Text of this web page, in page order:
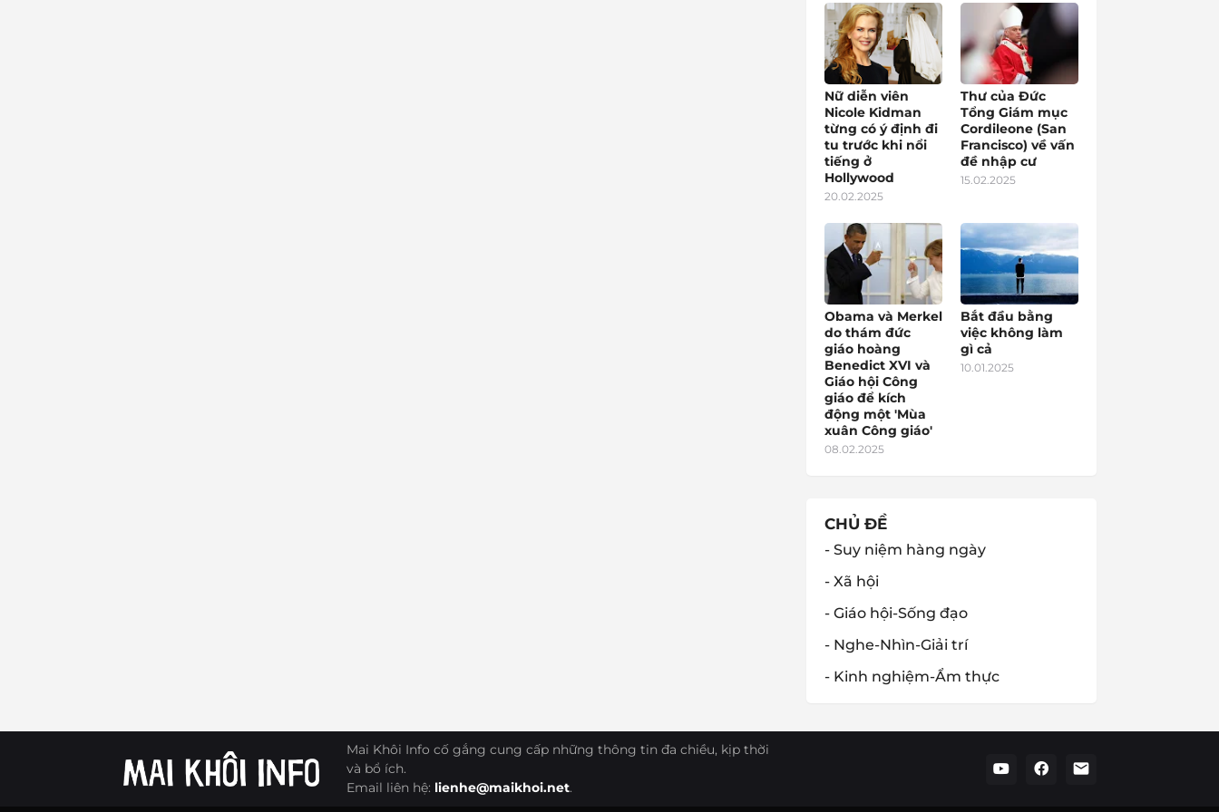
Nữ diễn viên
Nicole Kidman
từng có ý định đi
tu trước khi nổi
tiếng ở
Hollywood
20.02.2025
Thư của Đức
Tổng Giám mục
Cordileone (San
Francisco) về vấn
đề nhập cư
15.02.2025
Obama và Merkel
do thám đức
giáo hoàng
Benedict XVI và
Giáo hội Công
giáo để kích
động một 'Mùa
xuân Công giáo'
08.02.2025
Bắt đầu bằng
việc không làm
gì cả
10.01.2025
CHỦ ĐỀ
- Suy niệm hàng ngày
- Xã hội
- Giáo hội-Sống đạo
- Nghe-Nhìn-Giải trí
- Kinh nghiệm-Ẩm thực
Mai Khôi Info cố gắng cung cấp những thông tin đa chiều, kịp thời
và bổ ích.
Email liên hệ: lienhe@maikhoi.net.